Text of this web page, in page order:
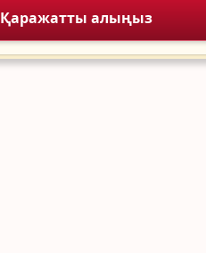
Қаражатты алыңыз